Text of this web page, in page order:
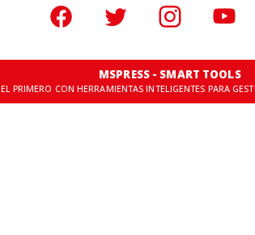
MSPRESS - SMART TOOLS
EL PRIMERO CON HERRAMIENTAS INTELIGENTES PARA